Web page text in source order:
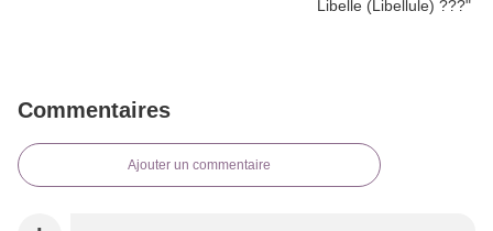
Commentaires
Ajouter un commentaire